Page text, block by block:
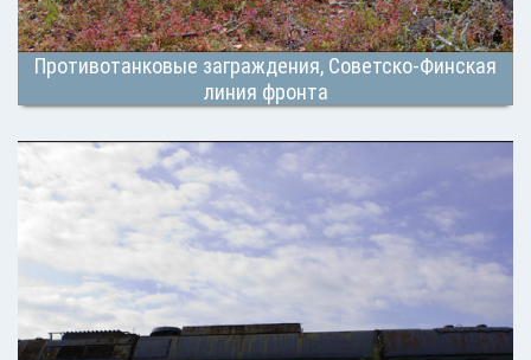
Противотанковые заграждения, Советско-Финская
линия фронта